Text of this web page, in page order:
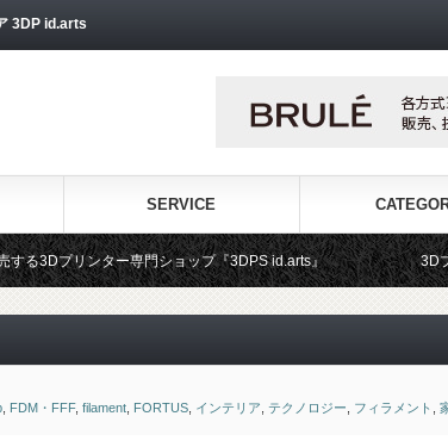
3DP id.arts
SERVICE
門ショップ『3DPS id.arts』 3Dプリンタ用材料専門
FDM・FFF, filament FORTUS インテリア テクノロジー フィラメント